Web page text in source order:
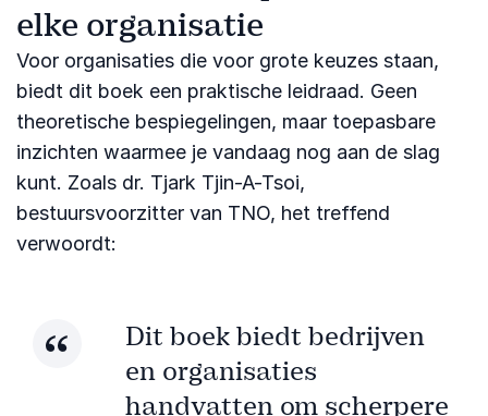
elke organisatie
Voor organisaties die voor grote keuzes staan,
biedt dit boek een praktische leidraad. Geen
theoretische bespiegelingen, maar toepasbare
inzichten waarmee je vandaag nog aan de slag
kunt. Zoals dr. Tjark Tjin-A-Tsoi,
bestuursvoorzitter van TNO, het treffend
verwoordt:
Dit boek biedt bedrijven
en organisaties
handvatten om scherpere